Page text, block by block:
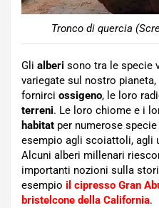
Tronco di quercia
Gli alberi sono tra le specie
variegate sul nostro
fornirci ossigeno, le loro
terreni. Le loro chiome e i
habitat per numerose
esempio agli scoiattoli, agli
Alcuni alberi millenari
importanti nozioni sulla
esempio il cipresso Gran
bristelcone della California.